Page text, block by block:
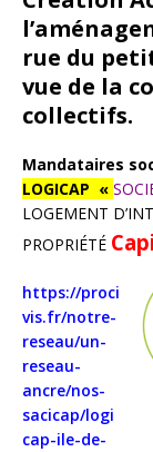
rue du
vue de la
collectifs.
Mandataires
LOGICAP «
LOGEMENT
PROPRIÉTÉ
https://proci
vis.fr/notre-
reseau/un-
reseau-
ancre/nos-
sacicap/logi
cap-ile-de-